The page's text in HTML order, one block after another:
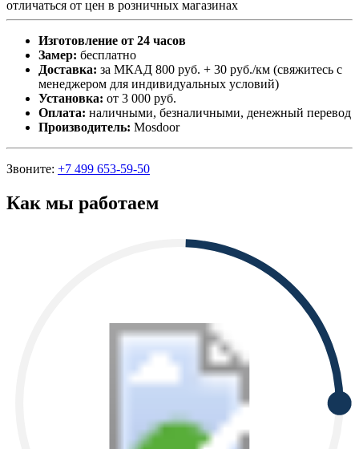
отличаться от цен в розничных магазинах
Изготовление от 24 часов
Замер: бесплатно
Доставка: за МКАД 800 руб. + 30 руб./км (свяжитесь с
менеджером для индивидуальных условий)
Установка: от 3 000 руб.
Оплата: наличными, безналичными, денежный перевод
Производитель: Mosdoor
Звоните: +7 499 653-59-50
Как мы работаем